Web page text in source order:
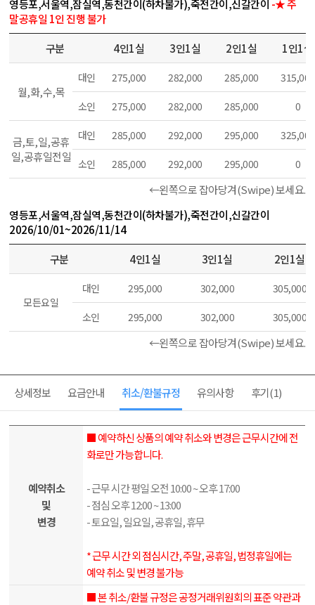
영등포,서울역,잠실역,동천간이(하차불가),죽전간이,신갈간이 -★ 주
말공휴일 1인 진행 불가
구분
4인1실 3인1실 2인1실 1인1실
월,화,수,목
대인 275,000 282,000 285,000 315,000
소인 275,000 282,000 285,000 0
금,토,일,공휴
일,공휴일전일
대인 285,000 292,000 295,000 325,000
소인 285,000 292,000 295,000 0
←왼쪽으로 잡아당겨(Swipe) 보세요.
영등포,서울역,잠실역,동천간이(하차불가),죽전간이,신갈간이
2026/10/01~2026/11/14
구분
4인1실 3인1실 2인1실
모든요일
대인 295,000 302,000 305,000
소인 295,000 302,000 305,000
←왼쪽으로 잡아당겨(Swipe) 보세요.
상세정보 요금안내 취소/환불규정 유의사항 후기(1)
예약취소
및
변경
■ 예약하신 상품의 예약 취소와 변경은 근무시간에 전
화로만 가능합니다.
- 근무 시간 평일 오전 10:00 ~ 오후 17:00
- 점심 오후 12:00 ~ 13:00
- 토요일, 일요일, 공휴일, 휴무
* 근무 시간 외 점심시간, 주말, 공휴일, 법정휴일에는
예약 취소 및 변경 불가능
■ 본 취소/환불 규정은 공정거래위원회의 표준 약관과